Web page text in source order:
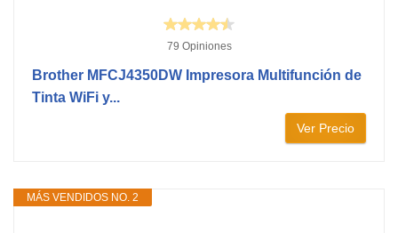
79 Opiniones
Brother MFCJ4350DW Impresora Multifunción de
Tinta WiFi y...
Ver Precio
MÁS VENDIDOS NO. 2